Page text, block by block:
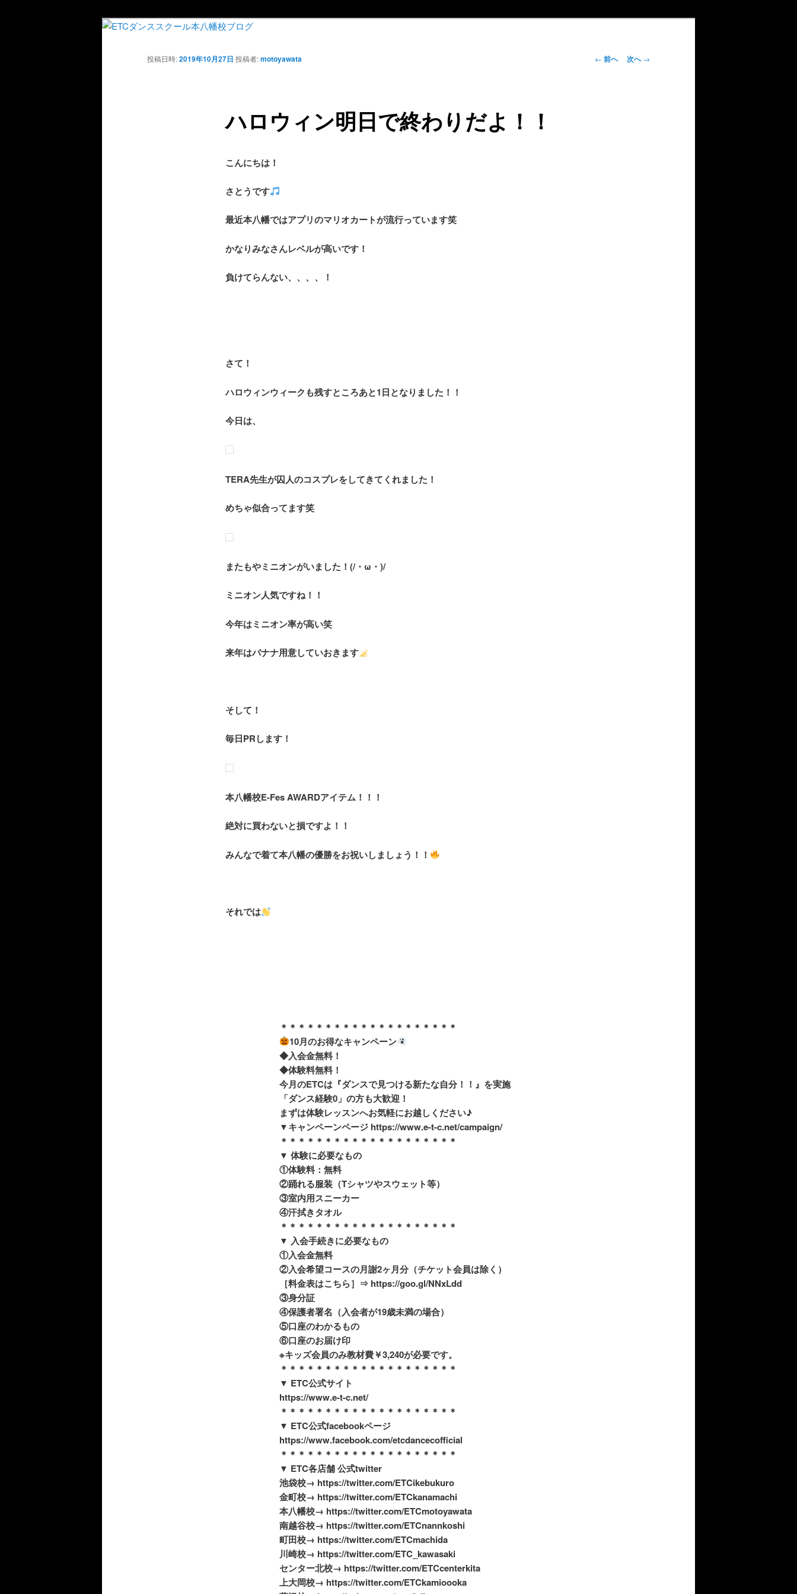
投
← 前へ 次へ→
ハロウィン明日で終わりだよ！！
投稿日時:2019年10月27日 投稿者:motoyawata
こんにちは！
さとうです
最近本八幡ではアプリのマリオカートが流行っています笑
かなりみなさんレベルが高いです！
負けてらんない、、、、！
さて！
ハロウィンウィークも残すところあと1日となりました！！
今日は、
TERA先生が囚人のコスプレをしてきてくれました！
めちゃ似合ってます笑
またもやミニオンがいました！(/・ω・)/
ミニオン人気ですね！！
今年はミニオン率が高い笑
来年はバナナ用意していおきます
そして！
毎日PRします！
本八幡校E-Fes AWARDアイテム！！！
絶対に買わないと損ですよ！！
みんなで着て本八幡の優勝をお祝いしましょう！！
それでは
＊＊＊＊＊＊＊＊＊＊＊＊＊＊＊＊＊＊＊＊
10月のお得なキャンペーン
◆入会金無料！
◆体験料無料！
今月のETCは『ダンスで見つける新たな自分！！』を実施
「ダンス経験0」の方も大歓迎！
まずは体験レッスンへお気軽にお越しください♪
▼キャンペーンページ https://www.e-t-c.net/campaign/
＊＊＊＊＊＊＊＊＊＊＊＊＊＊＊＊＊＊＊＊
▼ 体験に必要なもの
①体験料：無料
②踊れる服装（Tシャツやスウェット等）
③室内用スニーカー
④汗拭きタオル
＊＊＊＊＊＊＊＊＊＊＊＊＊＊＊＊＊＊＊＊
▼ 入会手続きに必要なもの
①入会金無料
②入会希望コースの月謝2ヶ月分（チケット会員は除く）
［料金表はこちら］⇒ https://goo.gl/NNxLdd
③身分証
④保護者署名（入会者が19歳未満の場合）
⑤口座のわかるもの
⑥口座のお届け印
※キッズ会員のみ教材費￥3,240が必要です。
＊＊＊＊＊＊＊＊＊＊＊＊＊＊＊＊＊＊＊＊
▼ ETC公式サイト
https://www.e-t-c.net/
＊＊＊＊＊＊＊＊＊＊＊＊＊＊＊＊＊＊＊＊
▼ ETC公式facebookページ
https://www.facebook.com/etcdancecofficial
＊＊＊＊＊＊＊＊＊＊＊＊＊＊＊＊＊＊＊＊
▼ ETC各店舗 公式twitter
池袋校→ https://twitter.com/ETCikebukuro
金町校→ https://twitter.com/ETCkanamachi
本八幡校→ https://twitter.com/ETCmotoyawata
南越谷校→ https://twitter.com/ETCnannkoshi
町田校→ https://twitter.com/ETCmachida
川崎校→ https://twitter.com/ETC_kawasaki
センター北校→ https://twitter.com/ETCcenterkita
上大岡校→ https://twitter.com/ETCkamioooka